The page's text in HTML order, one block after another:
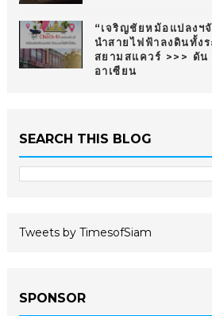
“เจริญชัยหม้อแปลงฯ
นำสายไฟฟ้าลงดินทั้ง
สยามสแควร์ >>> ดั
อาเซียน
SEARCH THIS BLOG
Tweets by TimesofSiam
SPONSOR